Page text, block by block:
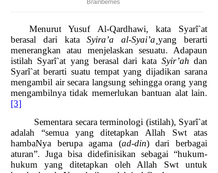
Menurut Yusuf Al-Qardhawi, kata Syarî`at
berasal dari kataSyira’a al-Syai’a ¸yang berarti
menerangkan atau menjelaskan sesuatu. Adapaun
istilah Syarî`at yang berasal dari kata Syir’ah dan
Syarî`at berarti suatu tempat yang dijadikan sarana
mengambil air secara langsung sehingga orang yang
mengambilnya tidak memerlukan bantuan alat lain.
[3]
Sementara secara terminologi (istilah), Syarî`at
adalah “semua yang ditetapkan Allah Swt atas
hambaNya berupa agama (ad-din) dari berbagai
aturan”. Juga bisa didefinisikan sebagai “hukum-
hukum yang ditetapkan oleh Allah Swt untuk